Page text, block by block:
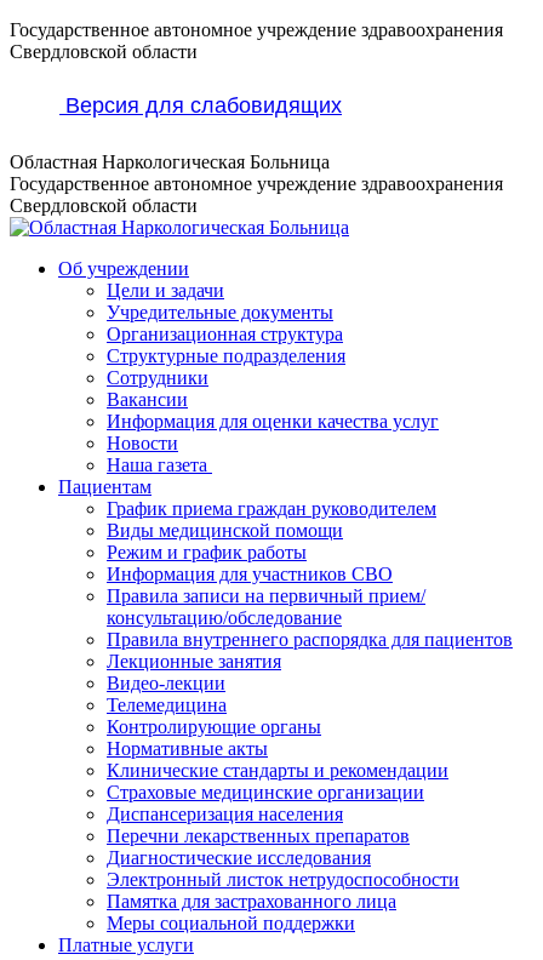
Перейти
к
Государственное автономное учреждение здравоохранения
Свердловской области
Версия для слабовидящих
Областная Наркологическая Больница
Государственное автономное учреждение здравоохранения
Свердловской области
Об учреждении
Цели и задачи
Учредительные документы
Организационная структура
Структурные подразделения
Сотрудники
Вакансии
Информация для оценки качества услуг
Новости
​​Наша газета
Пациентам
График приема граждан руководителем
Виды медицинской помощи
Режим и график работы
Информация для участников СВО
Правила записи на первичный прием/
консультацию/обследование
Правила внутреннего распорядка для пациентов
Лекционные занятия
Видео-лекции
Телемедицина
Контролирующие органы
Нормативные акты
Клинические стандарты и рекомендации
Страховые медицинские организации
Диспансеризация населения
Перечни лекарственных препаратов
Диагностические исследования
Электронный листок нетрудоспособности
Памятка для застрахованного лица
Меры социальной поддержки
Платные услуги